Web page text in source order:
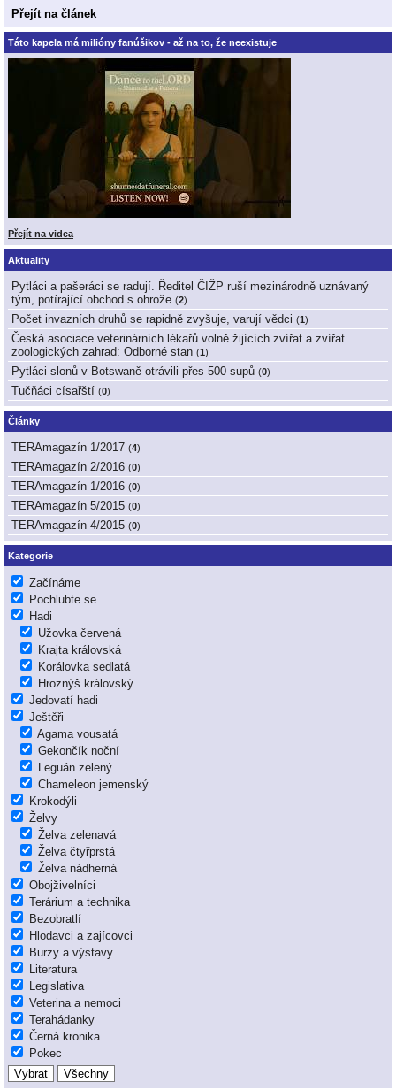
Přejít na článek
Táto kapela má milióny fanúšikov - až na to, že neexistuje
Přejít na videa
Aktuality
Pytláci a pašeráci se radují. Ředitel ČIŽP ruší mezinárodně uznávaný
tým, potírající obchod s ohrože (2)
Počet invazních druhů se rapidně zvyšuje, varují vědci (1)
Česká asociace veterinárních lékařů volně žijících zvířat a zvířat
zoologických zahrad: Odborné stan (1)
Pytláci slonů v Botswaně otrávili přes 500 supů (0)
Tučňáci císařští (0)
Články
TERAmagazín 1/2017 (4)
TERAmagazín 2/2016 (0)
TERAmagazín 1/2016 (0)
TERAmagazín 5/2015 (0)
TERAmagazín 4/2015 (0)
Kategorie
Začínáme
Pochlubte se
Hadi
Užovka červená
Krajta královská
Korálovka sedlatá
Hroznýš královský
Jedovatí hadi
Ještěři
Agama vousatá
Gekončík noční
Leguán zelený
Chameleon jemenský
Krokodýli
Želvy
Želva zelenavá
Želva čtyřprstá
Želva nádherná
Obojživelníci
Terárium a technika
Bezobratlí
Hlodavci a zajícovci
Burzy a výstavy
Literatura
Legislativa
Veterina a nemoci
Terahádanky
Černá kronika
Pokec